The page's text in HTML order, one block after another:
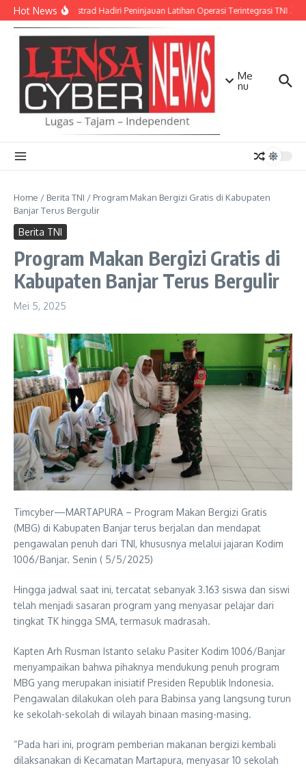
Lewati ke konten
Hot NewsPangkostrad Hadiri Peninjauan Latihan Operasi Terintegrasi TNI
Me
nu
Home / Berita TNI / Program Makan Bergizi Gratis di Kabupaten
Banjar Terus Bergulir
Berita TNI
Program Makan Bergizi Gratis di
Kabupaten Banjar Terus Bergulir
Mei 5, 2025
Timcyber—MARTAPURA – Program Makan Bergizi Gratis
(MBG) di Kabupaten Banjar terus berjalan dan mendapat
pengawalan penuh dari TNI, khususnya melalui jajaran Kodim
1006/Banjar. Senin ( 5/5/2025)
Hingga jadwal saat ini, tercatat sebanyak 3.163 siswa dan siswi
telah menjadi sasaran program yang menyasar pelajar dari
tingkat TK hingga SMA, termasuk madrasah.
Kapten Arh Rusman Istanto selaku Pasiter Kodim 1006/Banjar
menyampaikan bahwa pihaknya mendukung penuh program
MBG yang merupakan inisiatif Presiden Republik Indonesia.
Pengawalan dilakukan oleh para Babinsa yang langsung turun
ke sekolah-sekolah di wilayah binaan masing-masing.
“Pada hari ini, program pemberian makanan bergizi kembali
dilaksanakan di Kecamatan Martapura, menyasar 10 sekolah